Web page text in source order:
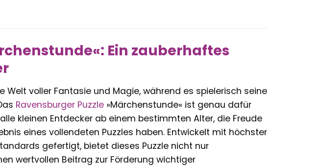
Ein zauberhaftes
Welt voller Fantasie und Magie, während es spielerisch seine
Ravensburger Puzzle»Märchenstunde« ist genau dafür
kleinen Entdecker ab einem bestimmten Alter, die Freude
eines vollendeten Puzzles haben. Entwickelt mit höchster
gefertigt, bietet dieses Puzzle nicht nur
wertvollen Beitrag zur Förderung wichtiger